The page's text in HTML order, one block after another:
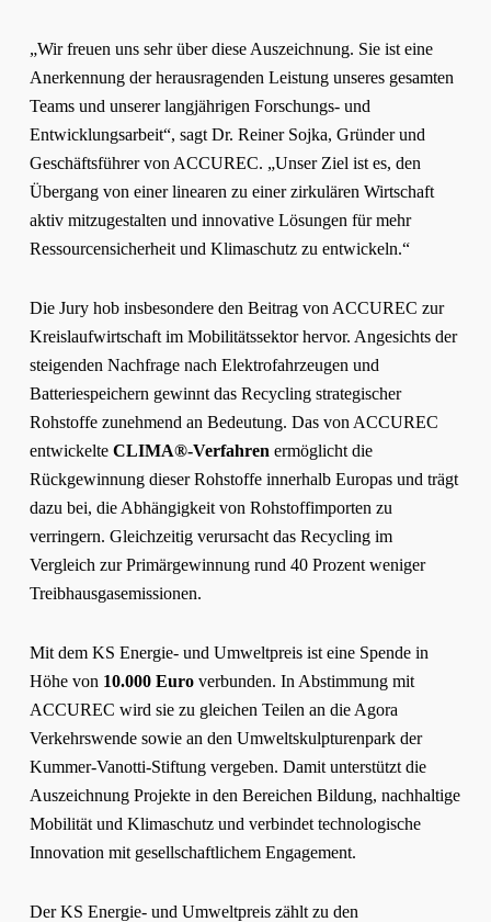
„Wir freuen uns sehr über diese Auszeichnung. Sie ist eine
Anerkennung der herausragenden Leistung unseres gesamten
Teams und unserer langjährigen Forschungs- und
Entwicklungsarbeit“, sagt Dr. Reiner Sojka, Gründer und
Geschäftsführer von ACCUREC. „Unser Ziel ist es, den
Übergang von einer linearen zu einer zirkulären Wirtschaft
aktiv mitzugestalten und innovative Lösungen für mehr
Ressourcensicherheit und Klimaschutz zu entwickeln.“
Die Jury hob insbesondere den Beitrag von ACCUREC zur
Kreislaufwirtschaft im Mobilitätssektor hervor. Angesichts der
steigenden Nachfrage nach Elektrofahrzeugen und
Batteriespeichern gewinnt das Recycling strategischer
Rohstoffe zunehmend an Bedeutung. Das von ACCUREC
entwickelte CLIMA®-Verfahren ermöglicht die
Rückgewinnung dieser Rohstoffe innerhalb Europas und trägt
dazu bei, die Abhängigkeit von Rohstoffimporten zu
verringern. Gleichzeitig verursacht das Recycling im
Vergleich zur Primärgewinnung rund 40 Prozent weniger
Treibhausgasemissionen.
Mit dem KS Energie- und Umweltpreis ist eine Spende in
Höhe von 10.000 Euroverbunden. In Abstimmung mit
ACCUREC wird sie zu gleichen Teilen an die Agora
Verkehrswende sowie an den Umweltskulpturenpark der
Kummer-Vanotti-Stiftung vergeben. Damit unterstützt die
Auszeichnung Projekte in den Bereichen Bildung, nachhaltige
Mobilität und Klimaschutz und verbindet technologische
Innovation mit gesellschaftlichem Engagement.
Der KS Energie- und Umweltpreis zählt zu den